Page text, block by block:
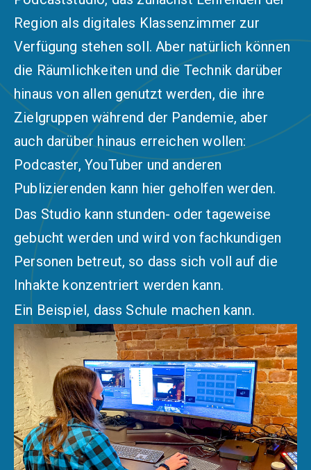
Region als digitales Klassenzimmer zur
Verfügung stehen soll. Aber natürlich können
die Räumlichkeiten und die Technik darüber
hinaus von allen genutzt werden, die ihre
Zielgruppen während der Pandemie, aber
auch darüber hinaus erreichen wollen:
Podcaster, YouTuber und anderen
Publizierenden kann hier geholfen werden.
Das Studio kann stunden- oder tageweise
gebucht werden und wird von fachkundigen
Personen betreut, so dass sich voll auf die
Inhakte konzentriert werden kann.
Ein Beispiel, dass Schule machen kann.